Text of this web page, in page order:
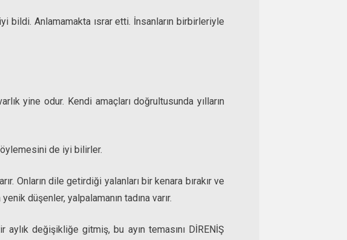
bildi. Anlamamakta ısrar etti. İnsanların birbirleriyle
yine odur. Kendi amaçları doğrultusunda yılların
de iyi bilirler.
Onların dile getirdiği yalanları bir kenara bırakır ve
düşenler, yalpalamanın tadına varır.
değişikliğe gitmiş, bu ayın temasını DİRENİŞ